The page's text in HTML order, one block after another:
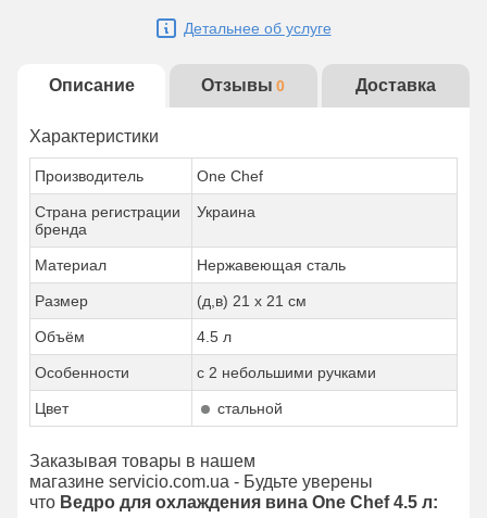
Детальнее об услуге
Описание Отзывы 0 Доставка
Характеристики
Производитель One Chef
Страна регистрации
бренда
Украина
Материал Нержавеющая сталь
Размер (д,в) 21 x 21 см
Объём 4.5 л
Особенности с 2 небольшими ручками
Цвет стальной
Заказывая товары в нашем
магазине servicio.com.ua - Будьте уверены
что Ведро для охлаждения вина One Chef 4.5 л: